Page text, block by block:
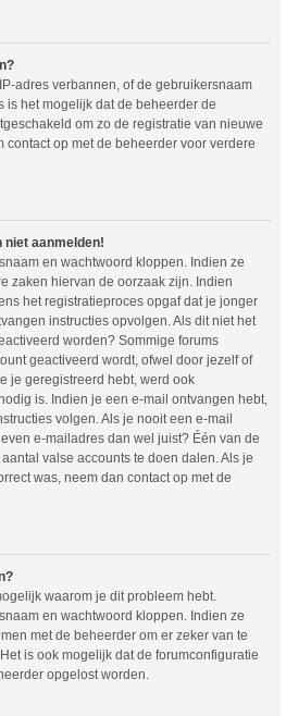
adres verbannen, of de gebruikersnaam
is het mogelijk dat de beheerder de
om zo de registratie van nieuwe
contact op met de beheerder voor verdere
aanmelden!
en wachtwoord kloppen. Indien ze
zaken hiervan de oorzaak zijn. Indien
het registratieproces opgaf dat je jonger
instructies opvolgen. Als dit niet het
worden? Sommige forums
geactiveerd wordt, ofwel door jezelf of
je geregistreerd hebt, werd ook
is. Indien je een e-mail ontvangen hebt,
volgen. Als je nooit een e-mail
e-mailadres dan wel juist? Één van de
valse accounts te doen dalen. Als je
was, neem dan contact op met de
waarom je dit probleem hebt.
en wachtwoord kloppen. Indien ze
met de beheerder om er zeker van te
is ook mogelijk dat de forumconfiguratie
opgelost worden.